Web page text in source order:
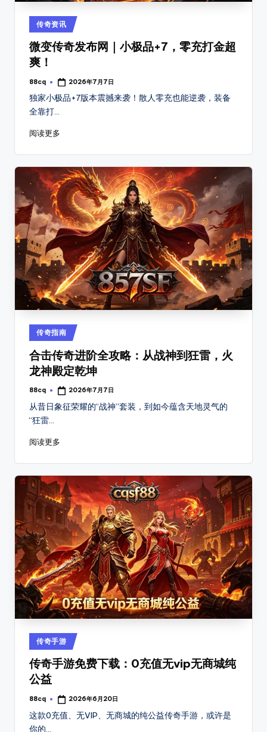
Posted
in
传奇资讯
微变传奇发布网｜小极品+7，零充打金超
爽！
Posted
88cq 2026年7月7日
独家小极品+7版本震撼来袭！散人零充也能逆袭，装备
全靠打…
阅读更多
Posted
in
传奇指南
合击传奇进阶全攻略：从战神到狂雷，火
龙神殿定乾坤
Posted
88cq 2026年7月7日
从昔日象征荣耀的“战神”套装，到如今蕴含天地灵气的
“狂雷…
阅读更多
Posted
in
传奇手游
传奇手游免费下载：0充值无vip无商城纯
公益
Posted
88cq 2026年6月20日
这款0充值、无VIP、无商城的纯公益传奇手游，或许是
你的…